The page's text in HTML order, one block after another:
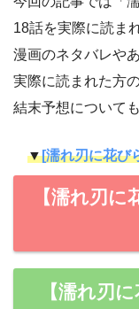
18話を実際に読ま
漫画のネタバレや
実際に読まれた方
結末予想について
▼[濡れ刃に花び
【濡れ刃
【濡れ刃